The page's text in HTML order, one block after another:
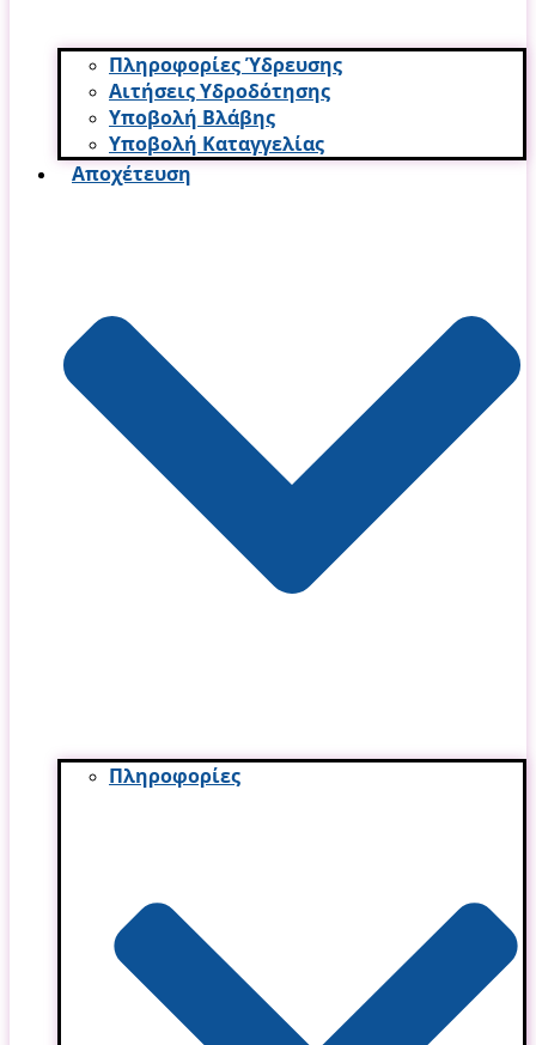
Πληροφορίες Ύδρευσης
Αιτήσεις Υδροδότησης
Υποβολή Βλάβης
Υποβολή Καταγγελίας
Αποχέτευση
Πληροφορίες